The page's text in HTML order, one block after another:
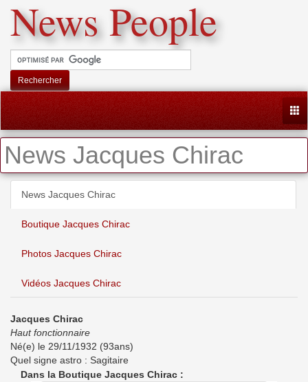
News People
Rechercher
News Jacques Chirac
News Jacques Chirac
Boutique Jacques Chirac
Photos Jacques Chirac
Vidéos Jacques Chirac
Jacques Chirac
Haut fonctionnaire
Né(e) le 29/11/1932 (93ans)
Quel signe astro : Sagitaire
Dans la Boutique Jacques Chirac :